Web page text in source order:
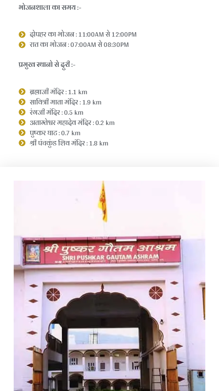
भोजनशाला का समय :-
दोपहर का भोजन : 11:00AM से 12:00PM
रात का भोजन : 07:00AM से 08:30PM
प्रमुख स्थानो से दुरी :-
ब्रह्माजी मंदिर : 1.1 km
सावित्री माता मंदिर : 1.9 km
रंगजी मंदिर : 0.5 km
अताम्तेश्वर महादेव मंदिर : 0.2 km
पुष्कर घाट : 0.7 km
श्री पंचकुंड शिव मंदिर : 1.8 km